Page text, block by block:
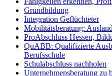
Grundbildung
Integration Geflüchteter
Mobilitätsberatung:
ProAbschluss Hessen,
QuABB: Qualifizierte
Berufsschule
Schulabschluss nachholen
Unternehmensberatung zu